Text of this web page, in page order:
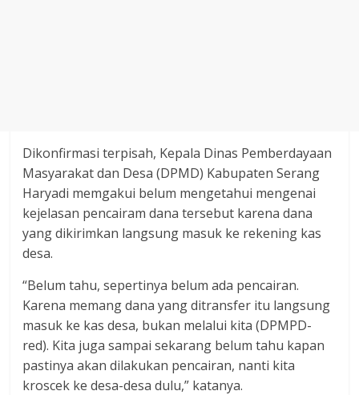
Dikonfirmasi terpisah, Kepala Dinas Pemberdayaan
Masyarakat dan Desa (DPMD) Kabupaten Serang
Haryadi memgakui belum mengetahui mengenai
kejelasan pencairam dana tersebut karena dana
yang dikirimkan langsung masuk ke rekening kas
desa.
“Belum tahu, sepertinya belum ada pencairan.
Karena memang dana yang ditransfer itu langsung
masuk ke kas desa, bukan melalui kita (DPMPD-
red). Kita juga sampai sekarang belum tahu kapan
pastinya akan dilakukan pencairan, nanti kita
kroscek ke desa-desa dulu,” katanya.